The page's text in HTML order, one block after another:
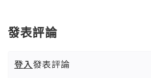
發表評論
登入發表評論